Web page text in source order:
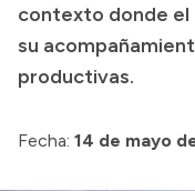
contexto donde el
su
productivas.
Fecha: 14 de mayo